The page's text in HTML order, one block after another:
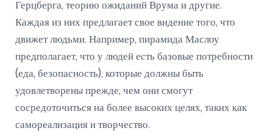
Герцберга, теорию ожиданий Врума и другие.
Каждая из них предлагает свое видение того, что
движет людьми. Например, пирамида Маслоу
предполагает, что у людей есть базовые потребности
(еда, безопасность), которые должны быть
удовлетворены прежде, чем они смогут
сосредоточиться на более высоких целях, таких как
самореализация и творчество.